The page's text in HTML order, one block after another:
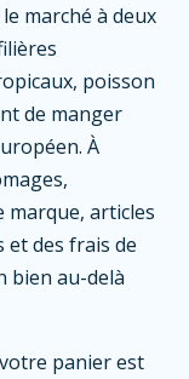
marché à deux
poisson
de manger
À
marque, articles
des frais de
au-delà
panier est